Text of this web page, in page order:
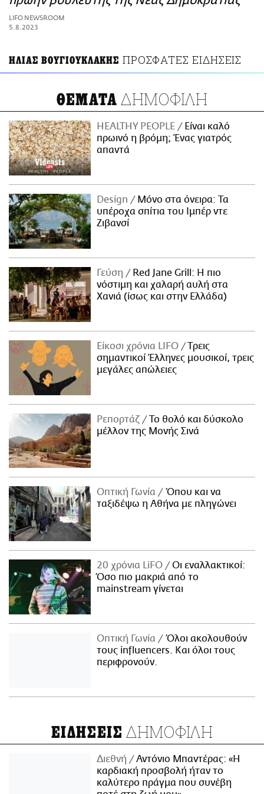
ΑΜΠΑ
PRINT
LIFO NEWSROOM
5.8.2023
ΗΛΙΑΣ ΒΟΥΓΙΟΥΚΛΑΚΗΣ ΠΡΟΣΦΑΤΕΣ ΕΙΔΗΣΕΙΣ
ΘΕΜΑΤΑ ΔΗΜΟΦΙΛΗ
HEALTHY PEOPLE
Είναι καλό
πρωινό η βρόμη; Ένας γιατρός
απαντά
Design
Μόνο στα όνειρα: Τα
υπέροχα σπίτια του Ιμπέρ ντε
Ζιβανσί
Γεύση
Red Jane Grill: Η πιο
νόστιμη και χαλαρή αυλή στα
Χανιά (ίσως και στην Ελλάδα)
Είκοσι χρόνια LIFO
Tρεις
σημαντικοί Έλληνες μουσικοί, τρεις
μεγάλες απώλειες
Ρεπορτάζ
Το θολό και δύσκολο
μέλλον της Μονής Σινά
Οπτική Γωνία
Όπου και να
ταξιδέψω η Αθήνα με πληγώνει
20 χρόνια LiFO
Οι εναλλακτικοί:
Όσο πιο μακριά από το
mainstream γίνεται
Οπτική Γωνία
Όλοι ακολουθούν
τους influencers. Και όλοι τους
περιφρονούν.
ΕΙΔΗΣΕΙΣ ΔΗΜΟΦΙΛΗ
Διεθνή
Αντόνιο Μπαντέρας: «Η
καρδιακή προσβολή ήταν το
καλύτερο πράγμα που συνέβη